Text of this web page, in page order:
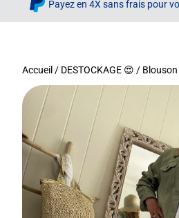
Payez en 4X sans frais pour
Accueil / DESTOCKAGE 😍 / Blouson